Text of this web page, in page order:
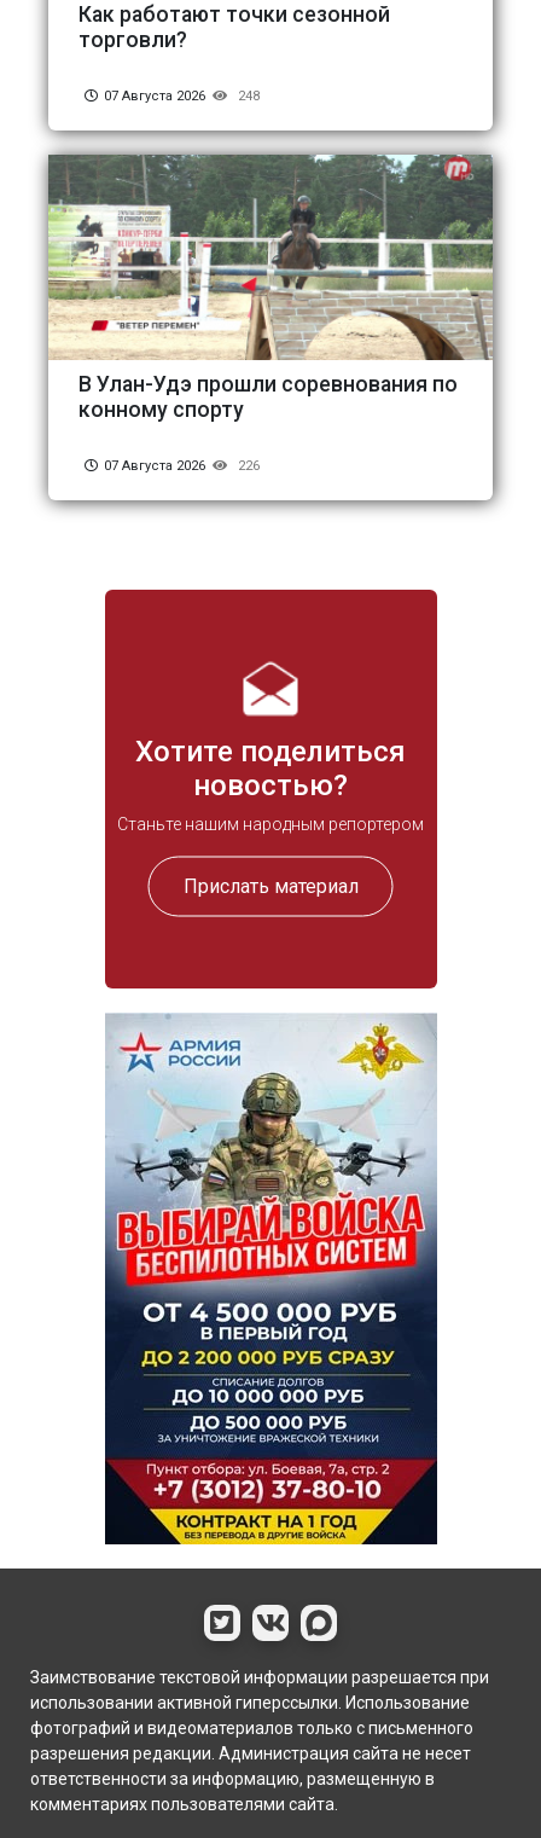
Хотите поделиться
новостью?
Станьте нашим народным репортером
Прислать материал
Как работают точки сезонной
торговли?
07 Августа 2026 248
В Улан-Удэ прошли соревнования по
конному спорту
07 Августа 2026 226
Заимствование текстовой информации разрешается при
использовании активной гиперссылки. Использование
фотографий и видеоматериалов только с письменного
разрешения редакции. Администрация сайта не несет
ответственности за информацию, размещенную в
комментариях пользователями сайта.